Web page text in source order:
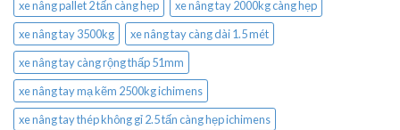
xe nâng pallet 2 tấn càng hẹp
xe nâng tay 2000kg càng hẹp
xe nâng tay 3500kg
xe nâng tay càng dài 1.5 mét
xe nâng tay càng rộng thấp 51mm
xe nâng tay mạ kẽm 2500kg ichimens
xe nâng tay thép không gỉ 2.5 tấn càng hẹp ichimens